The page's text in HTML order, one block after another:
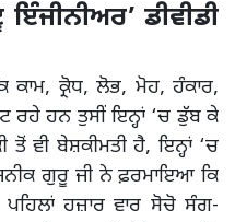
ਡੀਵੀਡੀ
ਕ੍ਰੋਧ, ਲੋਭ, ਮੋਹ, ਹੰਕਾਰ,
ਰਹੇ ਹਨ ਤੁਸੀਂ ਇਨ੍ਹਾਂ ‘ਚ ਡੁੱਬ ਕੇ
ਤੋਂ ਵੀ ਬੇਸ਼ਕੀਮਤੀ ਹੈ, ਇਨ੍ਹਾਂ ‘ਚ
ਗੁਰੂ ਜੀ ਨੇ ਫ਼ਰਮਾਇਆ ਕਿ
ਹਜ਼ਾਰ ਵਾਰ ਸੋਚੋ ਸੰਗ-